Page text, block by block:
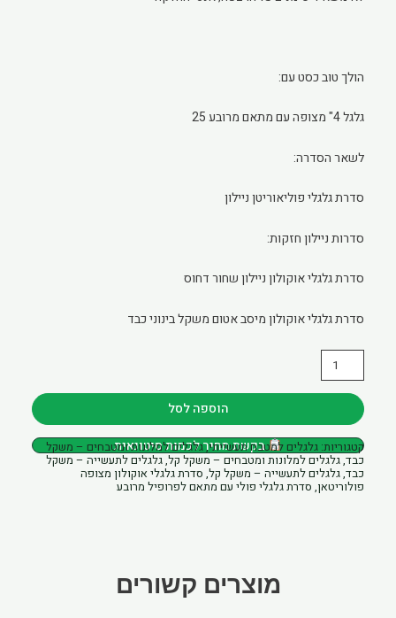
הולך טוב כסט עם:
גלגל 4" מצופה עם מתאם מרובע 25
לשאר הסדרה:
סדרת גלגלי פוליאוריטן ניילון
סדרות ניילון חזקות:
סדרת גלגלי אוקולון ניילון שחור דחוס
סדרת גלגלי אוקולון מיסב אטום משקל בינוני כבד
של
גלגל
4"
אוקולון
מצופה
פוליאוריטן
הוספה לסל
בקשת מחיר לכמות סיטונאית
קטגוריות: גלגלים למטבח תעשייתי,גלגלים למלונות ומטבחים – משקל
כבד,גלגלים למלונות ומטבחים – משקל קל,גלגלים לתעשייה – משקל
כבד,גלגלים לתעשייה – משקל קל, סדרת גלגלי אוקולון מצופה
פולוריטאן, סדרת גלגלי פולי עם מתאם לפרופיל מרובע
מוצרים קשורים